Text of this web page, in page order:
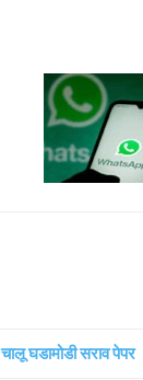
चालू घडामोडी सराव पेपर